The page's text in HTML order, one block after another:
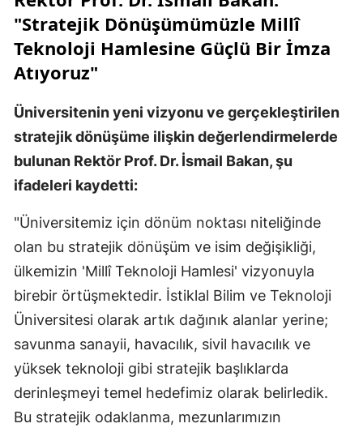
"Stratejik Dönüşümümüzle Millî
Teknoloji Hamlesine Güçlü Bir İmza
Atıyoruz"
Üniversitenin yeni vizyonu ve gerçekleştirilen
stratejik dönüşüme ilişkin değerlendirmelerde
bulunan Rektör Prof. Dr. İsmail Bakan, şu
ifadeleri kaydetti:
"Üniversitemiz için dönüm noktası niteliğinde
olan bu stratejik dönüşüm ve isim değişikliği,
ülkemizin 'Millî Teknoloji Hamlesi' vizyonuyla
birebir örtüşmektedir. İstiklal Bilim ve Teknoloji
Üniversitesi olarak artık dağınık alanlar yerine;
savunma sanayii, havacılık, sivil havacılık ve
yüksek teknoloji gibi stratejik başlıklarda
derinleşmeyi temel hedefimiz olarak belirledik.
Bu stratejik odaklanma, mezunlarımızın